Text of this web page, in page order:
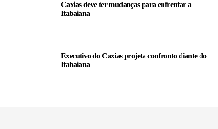
Caxias deve ter mudanças para enfrentar a
Itabaiana
Executivo do Caxias projeta confronto diante do
Itabaiana